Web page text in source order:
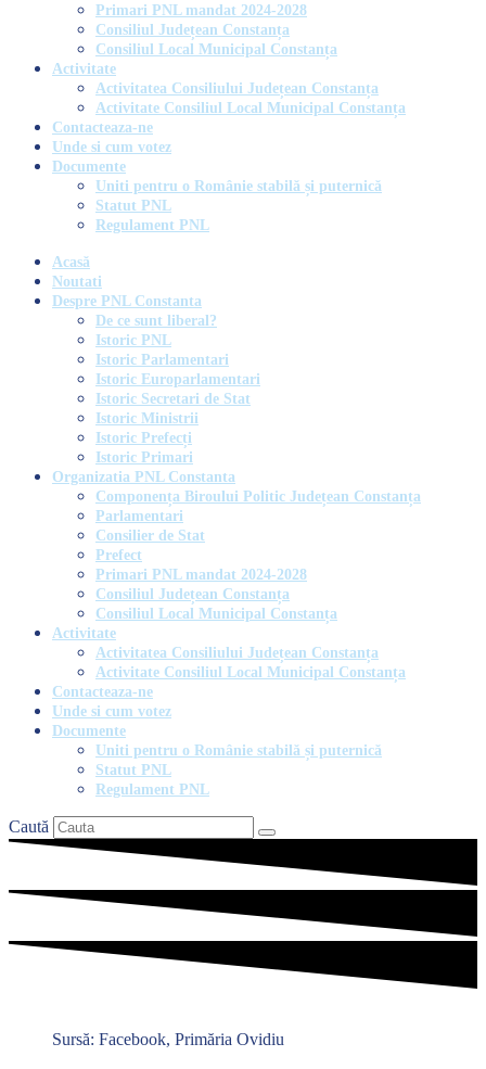
Primari PNL mandat 2024-2028
Consiliul Județean Constanța
Consiliul Local Municipal Constanța
Activitate
Activitatea Consiliului Județean Constanța
Activitate Consiliul Local Municipal Constanța
Contacteaza-ne
Unde si cum votez
Documente
Uniti pentru o Românie stabilă și puternică
Statut PNL
Regulament PNL
Acasă
Noutati
Despre PNL Constanta
De ce sunt liberal?
Istoric PNL
Istoric Parlamentari
Istoric Europarlamentari
Istoric Secretari de Stat
Istoric Ministrii
Istoric Prefecți
Istoric Primari
Organizatia PNL Constanta
Componența Biroului Politic Județean Constanța
Parlamentari
Consilier de Stat
Prefect
Primari PNL mandat 2024-2028
Consiliul Județean Constanța
Consiliul Local Municipal Constanța
Activitate
Activitatea Consiliului Județean Constanța
Activitate Consiliul Local Municipal Constanța
Contacteaza-ne
Unde si cum votez
Documente
Uniti pentru o Românie stabilă și puternică
Statut PNL
Regulament PNL
Caută
Sursă: Facebook, Primăria Ovidiu